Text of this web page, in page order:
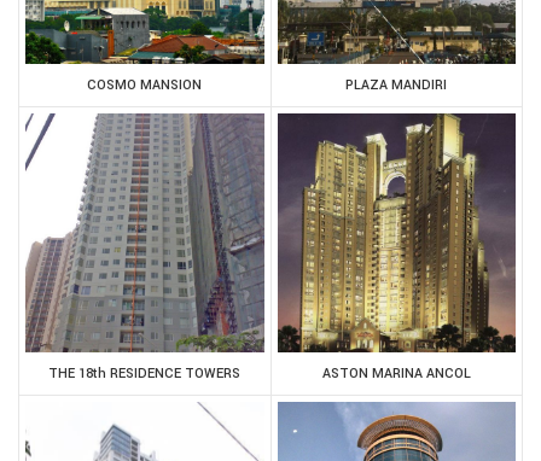
COSMO MANSION PLAZA MANDIRI
THE 18th RESIDENCE TOWERS ASTON MARINA ANCOL